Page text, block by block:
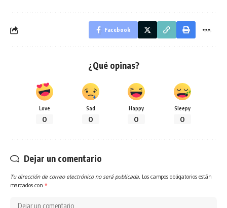
Facebook
¿Qué opinas?
Love
0
Sad
0
Happy
0
Sleepy
0
Dejar un comentario
Tu dirección de correo electrónico no será publicada. Los campos obligatorios están
marcados con *